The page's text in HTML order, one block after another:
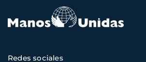
Redes sociales